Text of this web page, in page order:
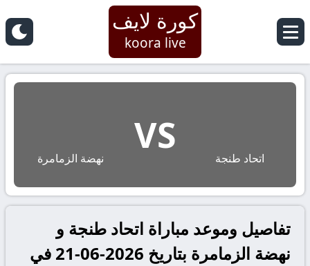
كورة لايف
koora live
اتحاد طنجة
VS
نهضة الزمامرة
تفاصيل وموعد مباراة اتحاد طنجة و
نهضة الزمامرة بتاريخ 2026-06-21 في